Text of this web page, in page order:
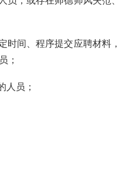
时间、程序提交应聘材料，
；
人员；